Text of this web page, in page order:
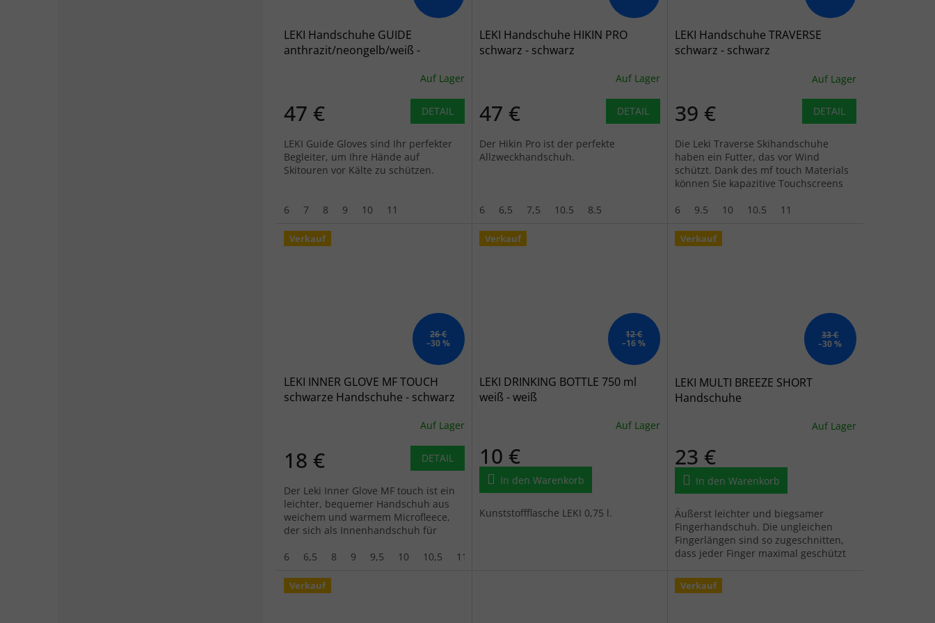
LEKI Handschuhe GUIDE
anthrazit/neongelb/weiß -
Auf Lager
47 € DETAIL
LEKI Guide Gloves sind Ihr perfekter
Begleiter, um Ihre Hände auf
Skitouren vor Kälte zu schützen.
6 7 8 9 10 11
LEKI Handschuhe HIKIN PRO
schwarz - schwarz
Auf Lager
47 € DETAIL
Der Hikin Pro ist der perfekte
Allzweckhandschuh.
6 6,5 7,5 10.5 8.5
LEKI Handschuhe TRAVERSE
schwarz - schwarz
Auf Lager
39 € DETAIL
Die Leki Traverse Skihandschuhe
haben ein Futter, das vor Wind
schützt. Dank des mf touch Materials
können Sie kapazitive Touchscreens
bedienen.
6 9.5 10 10.5 11
Verkauf
26 €
–30 %
LEKI INNER GLOVE MF TOUCH
schwarze Handschuhe - schwarz
Auf Lager
18 € DETAIL
Der Leki Inner Glove MF touch ist ein
leichter, bequemer Handschuh aus
weichem und warmem Microfleece,
der sich als Innenhandschuh für
hinaus...
6 6,5 8 9 9,5 10 10,5 11
Verkauf
12 €
–16 %
LEKI DRINKING BOTTLE 750 ml
weiß - weiß
Auf Lager
10 €
In den Warenkorb
Kunststoffflasche LEKI 0,75 l.
Verkauf
33 €
–30 %
LEKI MULTI BREEZE SHORT
Handschuhe
Auf Lager
23 €
In den Warenkorb
Äußerst leichter und biegsamer
Fingerhandschuh. Die ungleichen
Fingerlängen sind so zugeschnitten,
dass jeder Finger maximal geschützt
Verkauf Verkauf